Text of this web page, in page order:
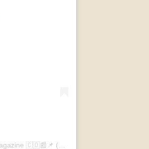
Una publicación compartida por Revista Whats Up / Full Magazine 🇨🇴📰📌 (@revistawhatsup)